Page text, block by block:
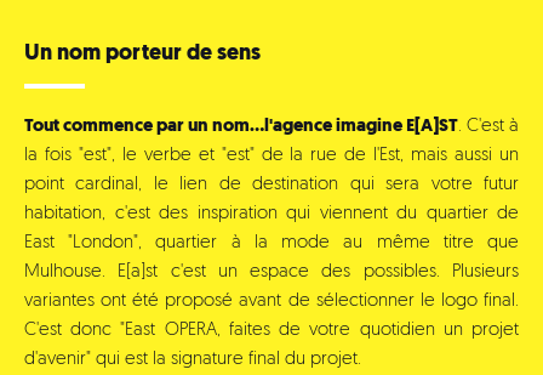
Un nom porteur de sens
Tout commence par un nom...l'agence imagine E[A]ST. C'est à
la fois "est", le verbe et "est" de la rue de l'Est, mais aussi un
point cardinal, le lien de destination qui sera votre futur
habitation, c'est des inspiration qui viennent du quartier de
East "London", quartier à la mode au même titre que
Mulhouse. E[a]st c'est un espace des possibles. Plusieurs
variantes ont été proposé avant de sélectionner le logo final.
C'est donc "East OPERA, faites de votre quotidien un projet
d'avenir" qui est la signature final du projet.